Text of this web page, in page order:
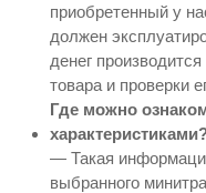
приобретенный у
должен
денег
товара и проверки
Где можно
— Такая
выбранного